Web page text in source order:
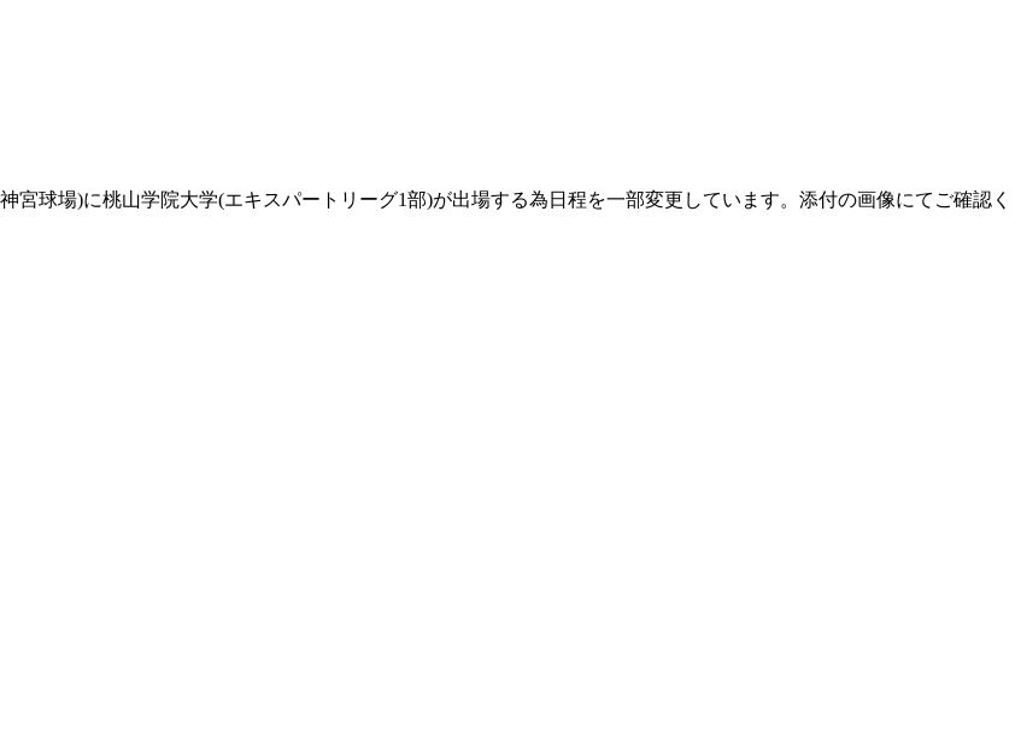
宮球場)に桃山学院大学(エキスパートリーグ1部)が出場する為日程を一部変更しています。添付の画像にてご確認く